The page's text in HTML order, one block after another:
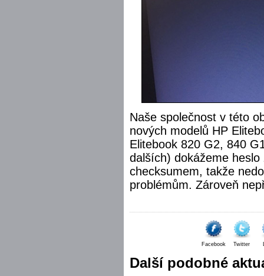
Naše společnost v této
nových modelů HP
Elitebook 820 G2, 840
dalších) dokážeme
checksumem, takže
problémům. Zároveň
Facebook Twitter
Další podobné